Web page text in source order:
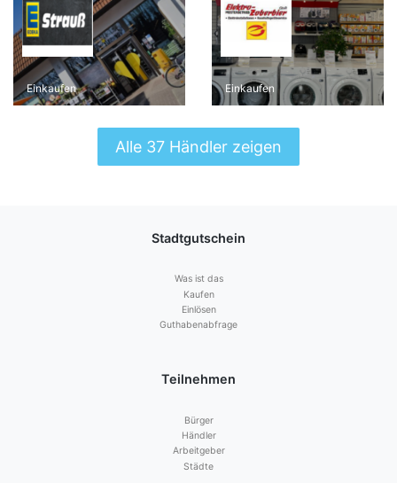
Einkaufen Einkaufen
Alle 37 Händler zeigen
Stadtgutschein
Was ist das
Kaufen
Einlösen
Guthabenabfrage
Teilnehmen
Bürger
Händler
Arbeitgeber
Städte